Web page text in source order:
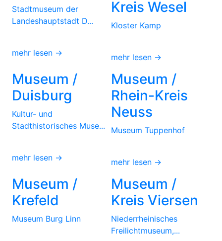
Stadtmuseum der
Landeshauptstadt D...
mehr lesen →
Kreis Wesel
Kloster Kamp
mehr lesen →
Museum /
Duisburg
Kultur- und
Stadthistorisches Muse...
mehr lesen →
Museum /
Rhein-Kreis
Neuss
Museum Tuppenhof
mehr lesen →
Museum /
Krefeld
Museum Burg Linn
Museum /
Kreis Viersen
Niederrheinisches
Freilichtmuseum,...